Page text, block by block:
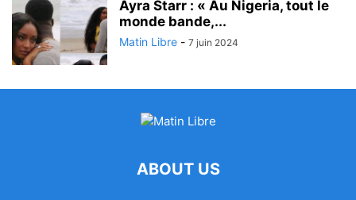
Ayra Starr : « Au Nigeria, tout le
monde bande,...
Matin Libre - 7 juin 2024
ABOUT US